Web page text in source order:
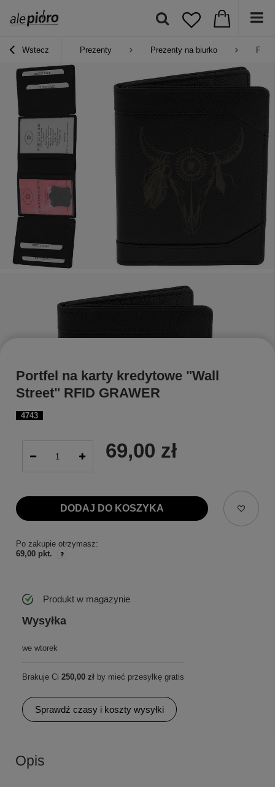
Wstecz Prezenty Prezenty na biurko
4743
Portfel na karty kredytowe "Wall
Street" RFID GRAWER
69,00 zł
DODAJ DO KOSZYKA
Po zakupie otrzymasz:
69,00 pkt.
Produkt w magazynie
Wysyłka
we wtorek
Brakuje Ci 250,00 zł by mieć przesyłkę gratis
Sprawdź czasy i koszty wysyłki
Opis